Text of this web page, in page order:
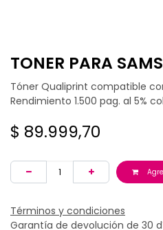
TONER PARA
Tóner Qualiprint compatible
Rendimiento 1.500 pag. al 5%
$ 89.999,70
Términos y condiciones
Garantía de devolución de 30